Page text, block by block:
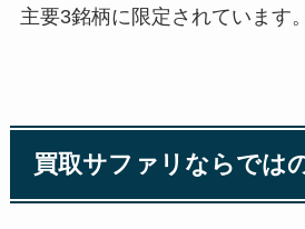
主要3銘柄に限定されています。
買取サファリならでは